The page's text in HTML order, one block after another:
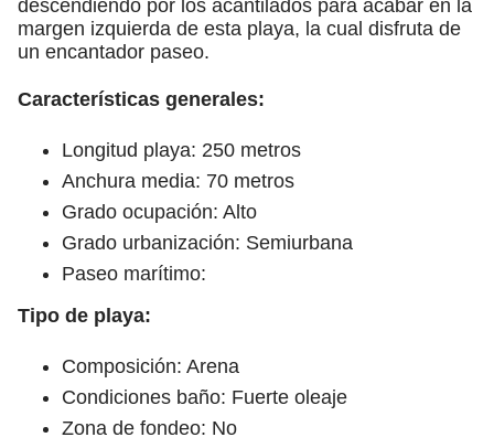
descendiendo por los acantilados para acabar en la
margen izquierda de esta playa, la cual disfruta de
un encantador paseo.
Características generales:
Longitud playa: 250 metros
Anchura media: 70 metros
Grado ocupación: Alto
Grado urbanización: Semiurbana
Paseo marítimo:
Tipo de playa:
Composición: Arena
Condiciones baño: Fuerte oleaje
Zona de fondeo: No